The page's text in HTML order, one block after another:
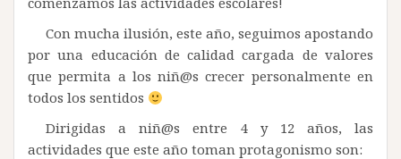
Con mucha ilusión, este año, seguimos apostando
por una educación de calidad cargada de valores
que permita a los niñ@s crecer personalmente en
todos los sentidos
Dirigidas a niñ@s entre 4 y 12 años, las
actividades que este año toman protagonismo son: